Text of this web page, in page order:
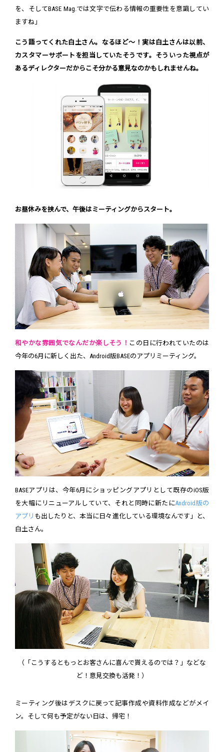
を、そしてBASE Mag.では文字で伝わる情報の重要性を意識してい
ますね」
こう語ってくれた白土さん。なるほど～！実は白土さんは以前、
カスタマーサポートを担当していたそうです。そういった視点が
あるディレクターだからこそ分かる意見なのかもしれませんね。
お昼休みを挟んで、午後はミーティングからスタート。
和やかな雰囲気でなんだか楽しそう！ この日に行われていたのは
今年の6月に新しく出た、Android版BASEのアプリミーティング。
BASEアプリは、今年6月にショッピングアプリとして既存のiOS版
を大幅にリニューアルしていて、それと同時に新たにAndroid版の
アプリ も出したりと、本当に日々進化している環境なんです」と、
白土さん。
（「こうするともっとお客さんに喜んで貰えるのでは？」などな
ど！意見交換も活発！）
ミーティング後はデスクに戻って記事作成や資料作成などがメイ
ン。そして何も予定がない日は、帰宅！